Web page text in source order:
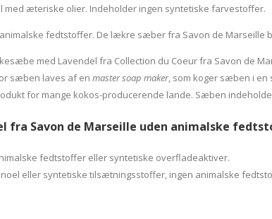
med æteriske olier. Indeholder ingen syntetiske farvestoffer.
fedtstoffer. De lækre sæber fra Savon de Marseille
med Lavendel fra Collection du Coeur fra Savon de
sæben laves af en master soap maker, som koger sæben i en
for mange kokos-producerende lande. Sæben
fra Savon de Marseille uden animalske
fedtstoffer eller syntetiske overfladeaktiver.
eller syntetiske tilsætningsstoffer, ingen animalske